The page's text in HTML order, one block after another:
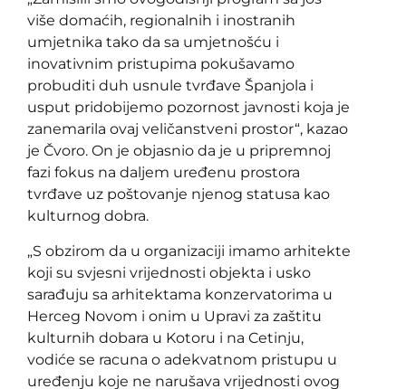
više domaćih, regionalnih i inostranih
umjetnika tako da sa umjetnošću i
inovativnim pristupima pokušavamo
probuditi duh usnule tvrđave Španjola i
usput pridobijemo pozornost javnosti koja je
zanemarila ovaj veličanstveni prostor“, kazao
je Čvoro. On je objasnio da je u pripremnoj
fazi fokus na daljem uređenu prostora
tvrđave uz poštovanje njenog statusa kao
kulturnog dobra.
„S obzirom da u organizaciji imamo arhitekte
koji su svjesni vrijednosti objekta i usko
sarađuju sa arhitektama konzervatorima u
Herceg Novom i onim u Upravi za zaštitu
kulturnih dobara u Kotoru i na Cetinju,
vodiće se racuna o adekvatnom pristupu u
uređenju koje ne narušava vrijednosti ovog